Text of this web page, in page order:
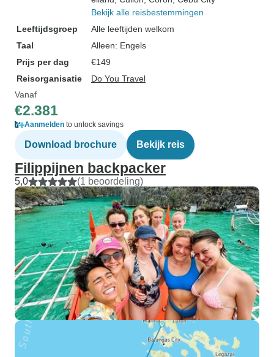
Bekijk alle reisbestemmingen
Leeftijdsgroep
Alle leeftijden welkom
Taal
Alleen: Engels
Prijs per dag
€149
Reisorganisatie
Do You Travel
Vanaf
€2.381
Aanmelden to unlock savings
Download brochure Bekijk reis
Filippijnen backpacker
5,0 (1 beoordeling)